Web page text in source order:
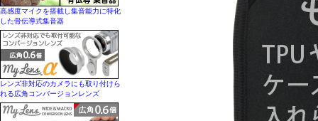
高感度マイクを搭載し集音能力に特化
した骨伝導式集音器
レンズ非対応のカメラにも取り付けら
れる広角コンバージョンレンズ